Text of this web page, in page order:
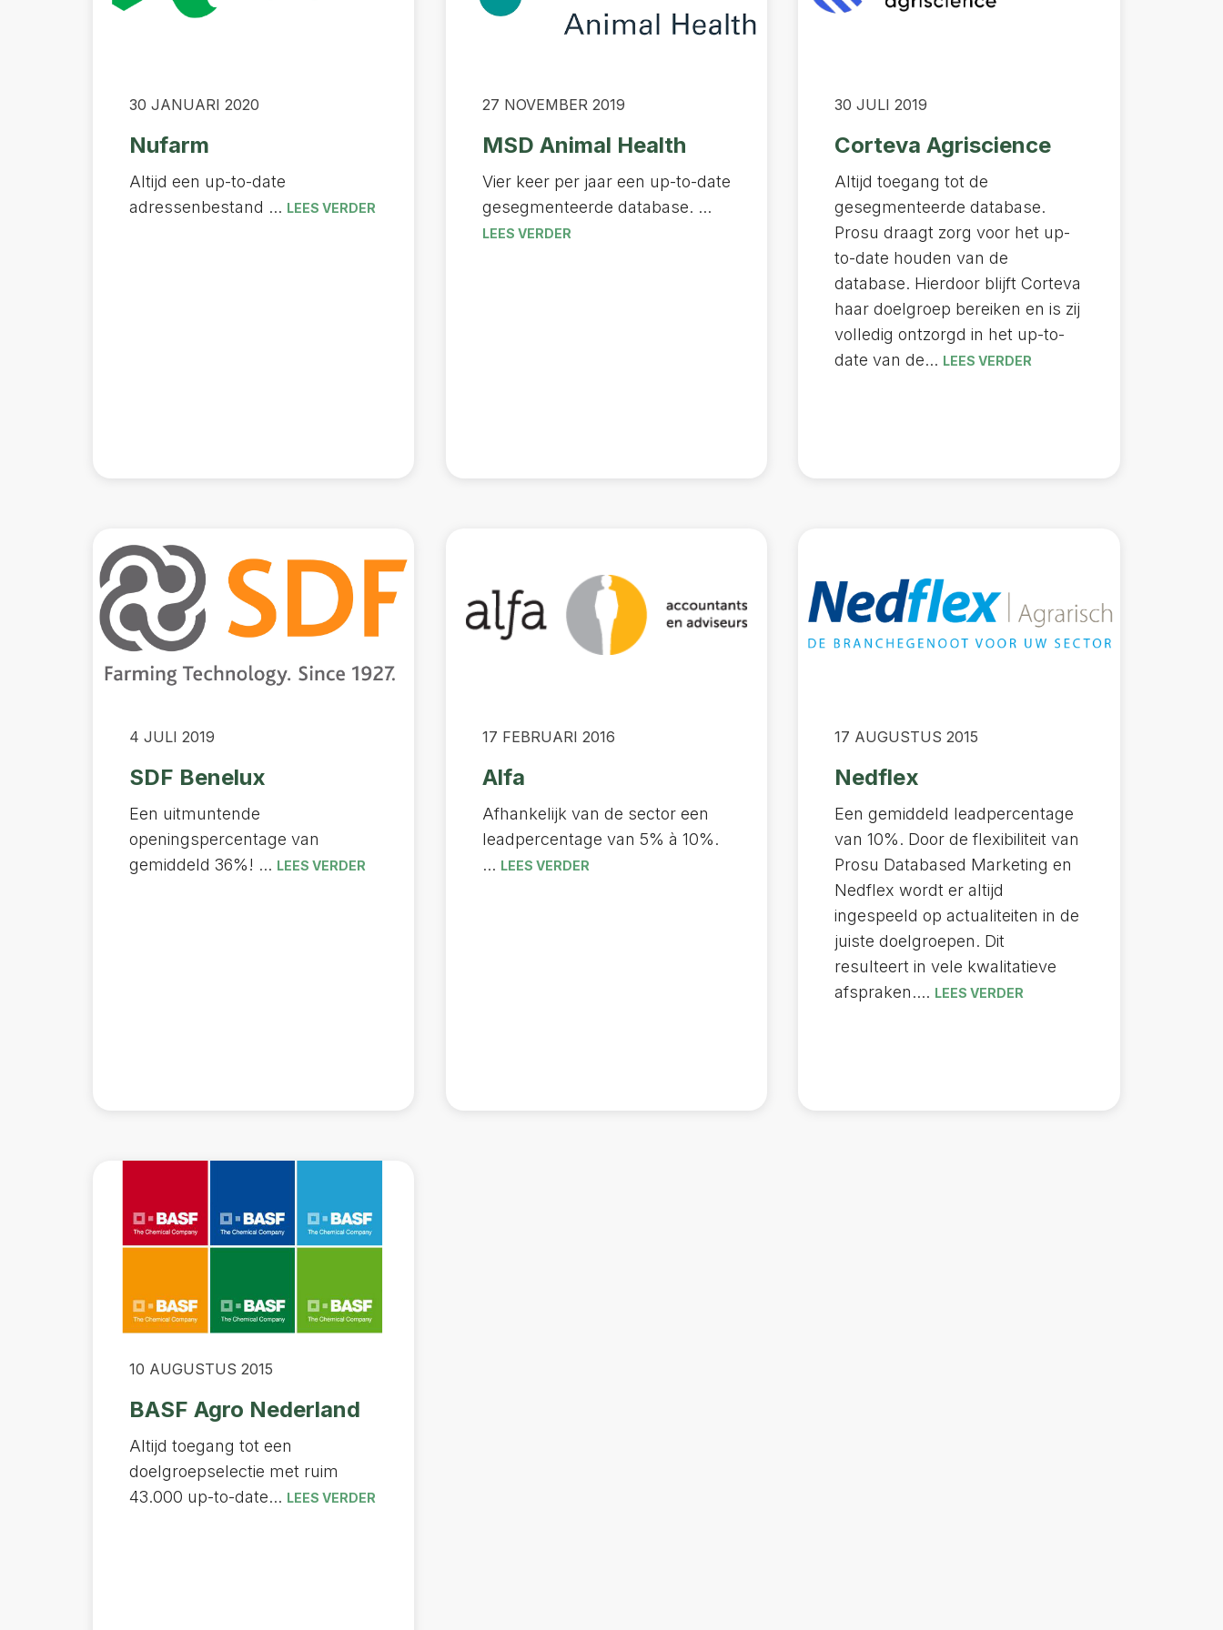
30 JANUARI 2020
Nufarm
Altijd een up-to-date
adressenbestand ... LEES VERDER
27 NOVEMBER 2019
MSD Animal Health
Vier keer per jaar een up-to-date
gesegmenteerde database. ...
LEES VERDER
30 JULI 2019
Corteva Agriscience
Altijd toegang tot de
gesegmenteerde database.
Prosu draagt zorg voor het up-
to-date houden van de
database. Hierdoor blijft Corteva
haar doelgroep bereiken en is zij
volledig ontzorgd in het up-to-
date van de... LEES VERDER
4 JULI 2019
SDF Benelux
Een uitmuntende
openingspercentage van
gemiddeld 36%! ... LEES VERDER
17 FEBRUARI 2016
Alfa
Afhankelijk van de sector een
leadpercentage van 5% à 10%.
... LEES VERDER
17 AUGUSTUS 2015
Nedflex
Een gemiddeld leadpercentage
van 10%. Door de flexibiliteit van
Prosu Databased Marketing en
Nedflex wordt er altijd
ingespeeld op actualiteiten in de
juiste doelgroepen. Dit
resulteert in vele kwalitatieve
afspraken.... LEES VERDER
10 AUGUSTUS 2015
BASF Agro Nederland
Altijd toegang tot een
doelgroepselectie met ruim
43.000 up-to-date... LEES VERDER